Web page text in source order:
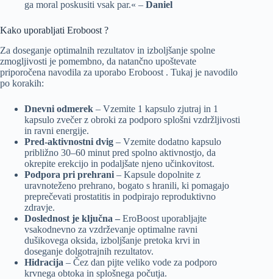
ga moral poskusiti vsak par.« – Daniel
Kako uporabljati Eroboost ?
Za doseganje optimalnih rezultatov in izboljšanje spolne
zmogljivosti je pomembno, da natančno upoštevate
priporočena navodila za uporabo Eroboost . Tukaj je navodilo
po korakih:
Dnevni odmerek – Vzemite 1 kapsulo zjutraj in 1
kapsulo zvečer z obroki za podporo splošni vzdržljivosti
in ravni energije.
Pred-aktivnostni dvig – Vzemite dodatno kapsulo
približno 30–60 minut pred spolno aktivnostjo, da
okrepite erekcijo in podaljšate njeno učinkovitost.
Podpora pri prehrani – Kapsule dopolnite z
uravnoteženo prehrano, bogato s hranili, ki pomagajo
preprečevati prostatitis in podpirajo reproduktivno
zdravje.
Doslednost je ključna – EroBoost uporabljajte
vsakodnevno za vzdrževanje optimalne ravni
dušikovega oksida, izboljšanje pretoka krvi in
doseganje dolgotrajnih rezultatov.
Hidracija – Čez dan pijte veliko vode za podporo
krvnega obtoka in splošnega počutja.